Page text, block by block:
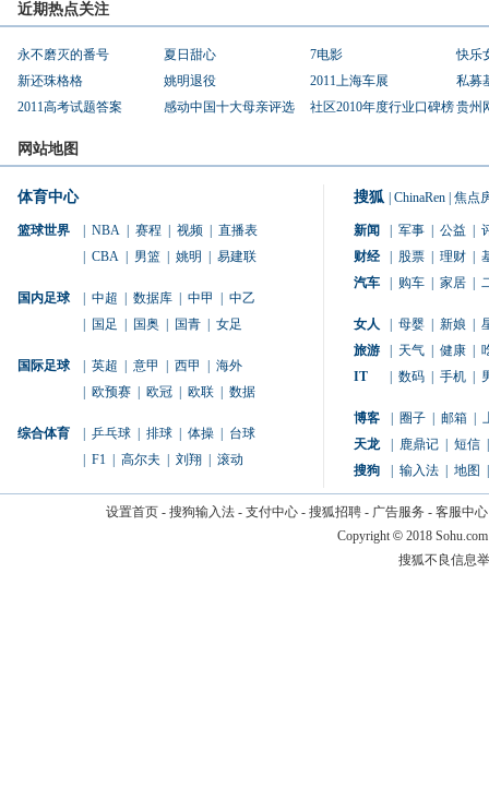
近期热点关注
永不磨灭的番号 夏日甜心 7电影
快乐
新还珠格格
姚明退役 2011上海车展
私募
2011高考试题答案
感动中国十大母亲评选 社区2010年度行业口碑榜贵州
网站地图
体育中心
篮球世界 NBA 赛程 视频
直播表
CBA 男篮 姚明 易建联
国内足球 中超 数据库 中甲
中乙
国足 国奥 国青 女足
国际足球 英超 意甲 西甲
海外
欧预赛 欧冠 欧联 数据
综合体育 乒乓球 排球 体操
台球
F1 高尔夫 刘翔 滚动
搜狐 ChinaRen 焦点
新闻 军事 公益
财经
股票 理财
汽车
购车 家居
女人 母婴 新娘
旅游
天气 健康
IT
数码 手机
博客 圈子 邮箱
天龙
鹿鼎记 短信
搜狗
输入法 地图
设置首页- 搜狗输入法- 支付中心- 搜狐招聘- 广告服务 - 客服中心
Copyright © 2018
搜狐不良信息